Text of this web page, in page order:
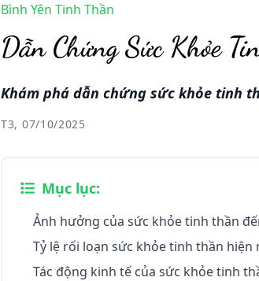
Bình Yên Tinh Thần
Dẫn Chứng Sức Khỏe
Khám phá dẫn chứng sức khỏe tinh
T3, 07/10/2025
Mục lục:
Ảnh hưởng của sức khỏe tinh thần
Tỷ lệ rối loạn sức khỏe tinh thần hiện
Tác động kinh tế của sức khỏe tinh